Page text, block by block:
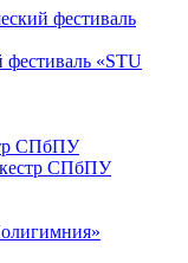
фестиваль
«STU
СПбПУ
СПбПУ